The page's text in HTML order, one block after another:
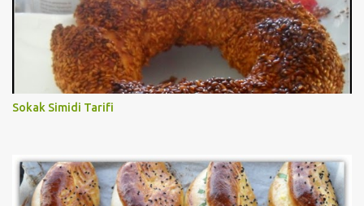
Sokak Simidi Tarifi